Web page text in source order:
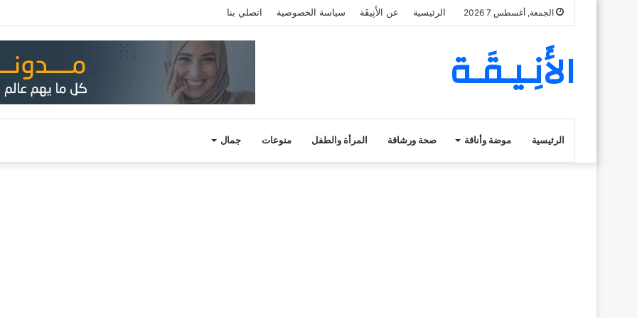
الجمعة, أغسطس 7 2026 الرئيسية عن الأَنِيقَة سياسة الخصوصية اتصلي بنا
الأَنِـيـقَـة
الرئيسية موضة وأناقة صحة ورشاقة المرأة والطفل منوعات جمال